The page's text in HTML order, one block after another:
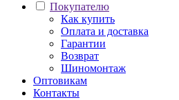
Покупателю
Как купить
Оплата и доставка
Гарантии
Возврат
Шиномонтаж
Оптовикам
Контакты